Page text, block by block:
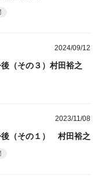
2024/09/12
（その３）村田裕之
2023/11/08
後（その１） 村田裕之